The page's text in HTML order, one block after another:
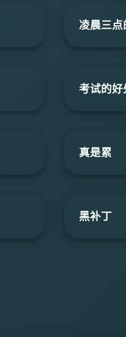
凌晨三点
考试的好
真是累
黑补丁